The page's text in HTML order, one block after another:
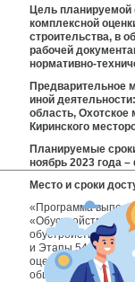
Цель планируемой
комплексной
строительства, в
рабочей
нормативно-
Предварительное
иной
область,
Киринского
Планируемые
ноябрь 2023 года
Место и сроки
«Программа
«Обустройство
обустройства)
и Этапы 54-66
оценки
общественности в